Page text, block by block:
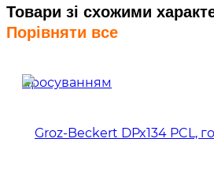
Товари зі схожими
Порівняти все